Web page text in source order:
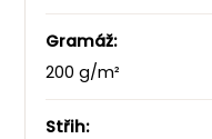
Gramáž:
200 g/m²
Střih: